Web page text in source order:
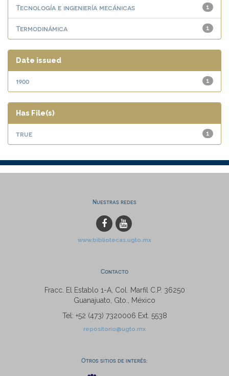
1
Tecnología e ingeniería mecánicas
1
Termodinámica
Date issued
1
1900
Has File(s)
1
true
Nuestras redes
www.bibliotecas.ugto.mx
Contacto
Fracc. El Establo 1-A, Col. Marfil C.P. 36250
Guanajuato, Gto., México
Tel: +52 (473) 7320006 Ext. 5538
repositorio@ugto.mx
Otros sitios de interés: